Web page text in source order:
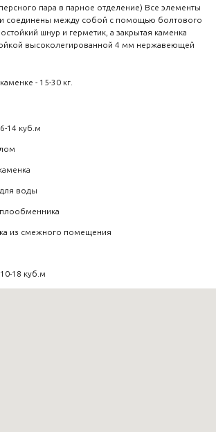
пара в парное отделение) Все элементы
и соединены между собой с помощью болтового
шнур и герметик, а закрытая каменка
высоколегированной 4 мм нержавеющей
- 15-30 кг.
14 куб.м
воды
из смежного помещения
18 куб.м